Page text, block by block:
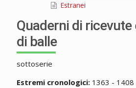
Estranei
Quaderni di ricevute
di balle
sottoserie
Estremi cronologici:1363 - 1408